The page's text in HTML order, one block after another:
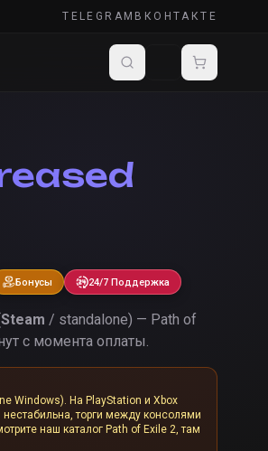
TELEGRAM ВКОНТАКТЕ
Бонусы 24/7 Поддержка
Steam / standalone) — Path of
с момента оплаты.
Windows). На PlayStation и Xbox
торги между консолями
наш каталог Path of Exile 2, там